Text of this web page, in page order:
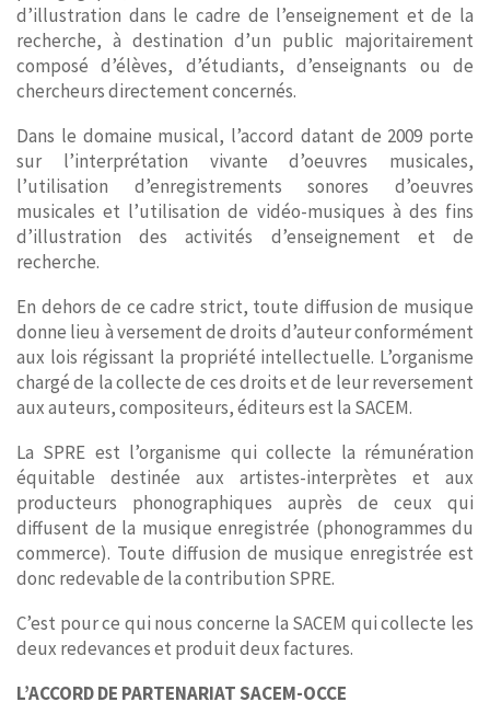
d’illustration dans le cadre de l’enseignement et de la
recherche, à destination d’un public majoritairement
composé d’élèves, d’étudiants, d’enseignants ou de
chercheurs directement concernés.
Dans le domaine musical, l’accord datant de 2009 porte
sur l’interprétation vivante d’oeuvres musicales,
l’utilisation d’enregistrements sonores d’oeuvres
musicales et l’utilisation de vidéo-musiques à des fins
d’illustration des activités d’enseignement et de
recherche.
En dehors de ce cadre strict, toute diffusion de musique
donne lieu à versement de droits d’auteur conformément
aux lois régissant la propriété intellectuelle. L’organisme
chargé de la collecte de ces droits et de leur reversement
aux auteurs, compositeurs, éditeurs est la SACEM.
La SPRE est l’organisme qui collecte la rémunération
équitable destinée aux artistes-interprètes et aux
producteurs phonographiques auprès de ceux qui
diffusent de la musique enregistrée (phonogrammes du
commerce). Toute diffusion de musique enregistrée est
donc redevable de la contribution SPRE.
C’est pour ce qui nous concerne la SACEM qui collecte les
deux redevances et produit deux factures.
L’ACCORD DE PARTENARIAT SACEM-OCCE